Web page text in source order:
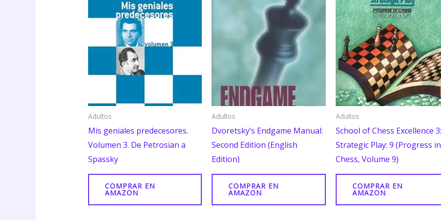
Adultos
Mis geniales predecesores.
Volumen 3. De Petrosian a
Spassky
COMPRAR EN
AMAZON
Adultos
Dvoretsky’s Endgame Manual:
Second Edition (English
Edition)
COMPRAR EN
AMAZON
Adultos
School of Chess Excellence 3:
Strategic Play: 9 (Progress in
Chess, Volume 9)
COMPRAR EN
AMAZON